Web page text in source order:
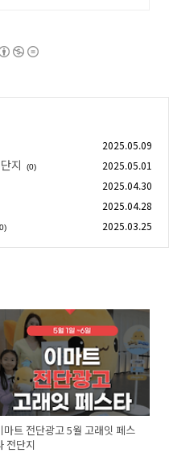
2025.05.09
지 (0) 2025.05.01
2025.04.30
2025.04.28
2025.03.25
마트 전단광고 5월 고래잇 페스
전단지